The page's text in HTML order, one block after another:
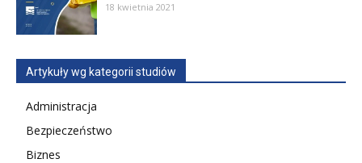
18 kwietnia 2021
Artykuły wg kategorii studiów
Administracja
Bezpieczeństwo
Biznes